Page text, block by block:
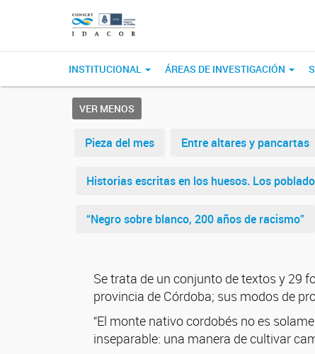
INSTITUCIONAL ÁREAS DE INVESTIGACIÓN
VER MENOS
Pieza del mes Entre altares y pancartas
Historias escritas en los huesos. Los
“Negro sobre blanco, 200 años de racismo”
Se trata de un conjunto de textos y 29
provincia de Córdoba; sus modos de
“El monte nativo cordobés no es
inseparable: una manera de cultivar